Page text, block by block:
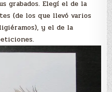
grabados. Elegí el de la
(de los que llevó varios
y el de la